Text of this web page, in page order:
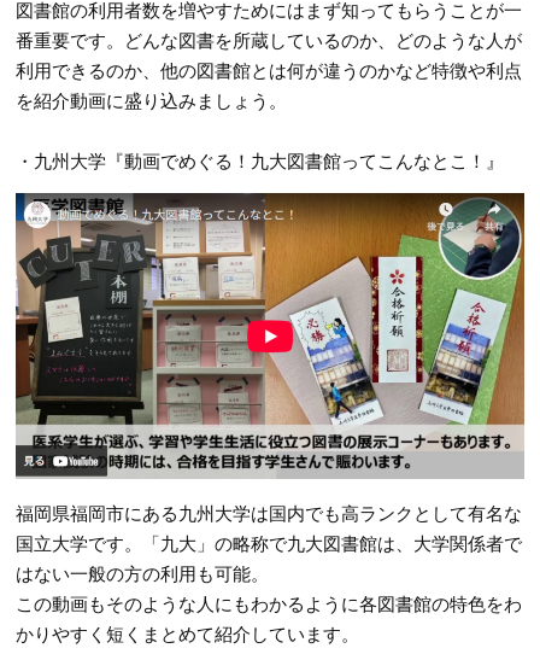
図書館の利用者数を増やすためにはまず知ってもらうことが一
番重要です。どんな図書を所蔵しているのか、どのような人が
利用できるのか、他の図書館とは何が違うのかなど特徴や利点
を紹介動画に盛り込みましょう。
・九州大学『動画でめぐる！九大図書館ってこんなとこ！』
福岡県福岡市にある九州大学は国内でも高ランクとして有名な
国立大学です。「九大」の略称で九大図書館は、大学関係者で
はない一般の方の利用も可能。
この動画もそのような人にもわかるように各図書館の特色をわ
かりやすく短くまとめて紹介しています。